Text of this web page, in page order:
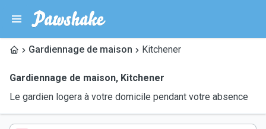
Gardiennage de maison Kitchener
Gardiennage de maison, Kitchener
Le gardien logera à votre domicile pendant votre absence